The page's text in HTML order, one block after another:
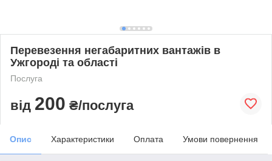
Перевезення негабаритних вантажів в
Ужгороді та області
Послуга
від 200 ₴/послуга
Опис Характеристики Оплата Умови повернення